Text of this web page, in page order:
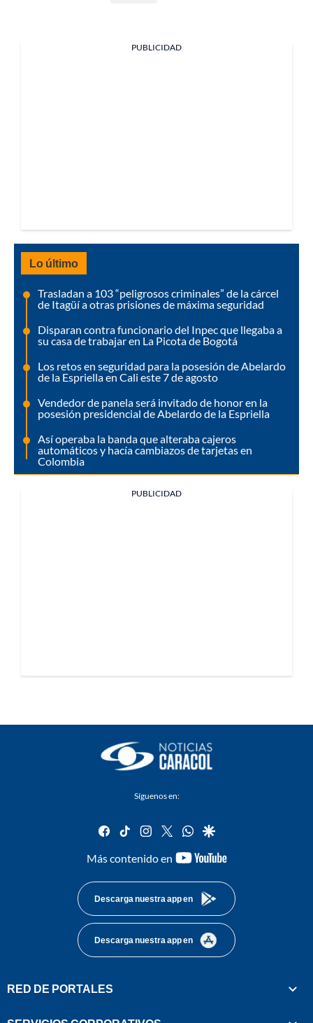
PUBLICIDAD
Lo último
Trasladan a 103 “peligrosos criminales” de la cárcel
de Itagüí a otras prisiones de máxima seguridad
Disparan contra funcionario del Inpec que llegaba a
su casa de trabajar en La Picota de Bogotá
Los retos en seguridad para la posesión de Abelardo
de la Espriella en Cali este 7 de agosto
Vendedor de panela será invitado de honor en la
posesión presidencial de Abelardo de la Espriella
Así operaba la banda que alteraba cajeros
automáticos y hacía cambiazos de tarjetas en
Colombia
PUBLICIDAD
Síguenos en:
facebook
tiktok instagram
twitterwhatsapp
google
Más contenido en
youtube-
Descarga nuestra app en
Descarga nuestra app en
RED DE PORTALES